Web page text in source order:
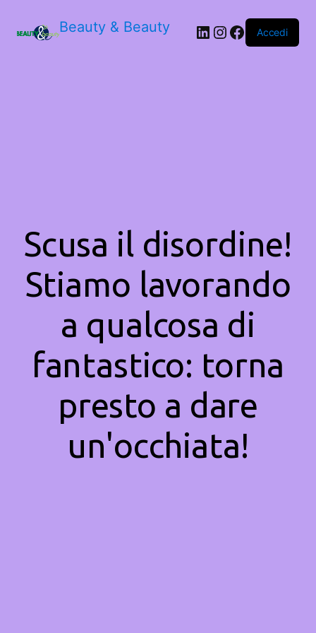
Beauty & Beauty LinkedIn
Instagram
Facebook
Accedi
Scusa il disordine!
Stiamo lavorando
a qualcosa di
fantastico: torna
presto a dare
un'occhiata!